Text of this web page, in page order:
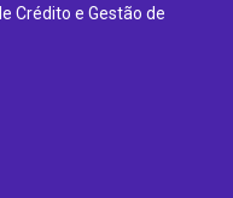
Crédito e Gestão de